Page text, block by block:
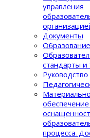
управления
Документы
Образование
стандарты и
Руководство
процеcса.